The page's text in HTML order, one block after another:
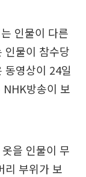
인물이 다른
인물이 참수당
동영상이 24일
방송이 보
을 인물이 무
리 부위가 보